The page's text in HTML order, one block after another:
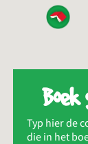
Boek
Typ hier de
die in het